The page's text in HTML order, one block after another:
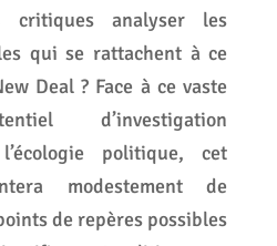
critiques analyser les
qui se rattachent à ce
Deal ? Face à ce vaste
d’investigation
politique, cet
modestement de
de repères possibles